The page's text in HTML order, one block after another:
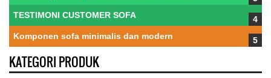
TESTIMONI CUSTOMER SOFA
Komponen sofa minimalis dan modern
KATEGORI PRODUK